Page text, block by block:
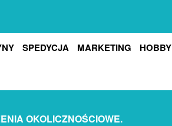
SPEDYCJA MARKETING HOBBY
OKOLICZNOŚCIOWE.